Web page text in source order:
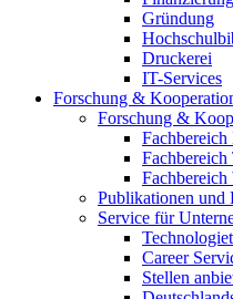
Gründung
Druckerei
IT-Services
Forschung &
Forschung &
Fachbereich
Publikationen und
Service für
Career
Stellen